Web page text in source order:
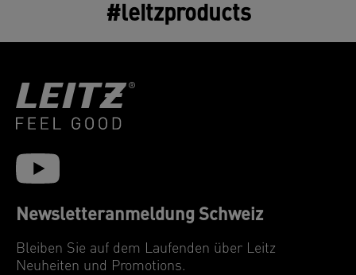
#leitzproducts
Newsletteranmeldung Schweiz
Bleiben Sie auf dem Laufenden über Leitz
Neuheiten und Promotions.